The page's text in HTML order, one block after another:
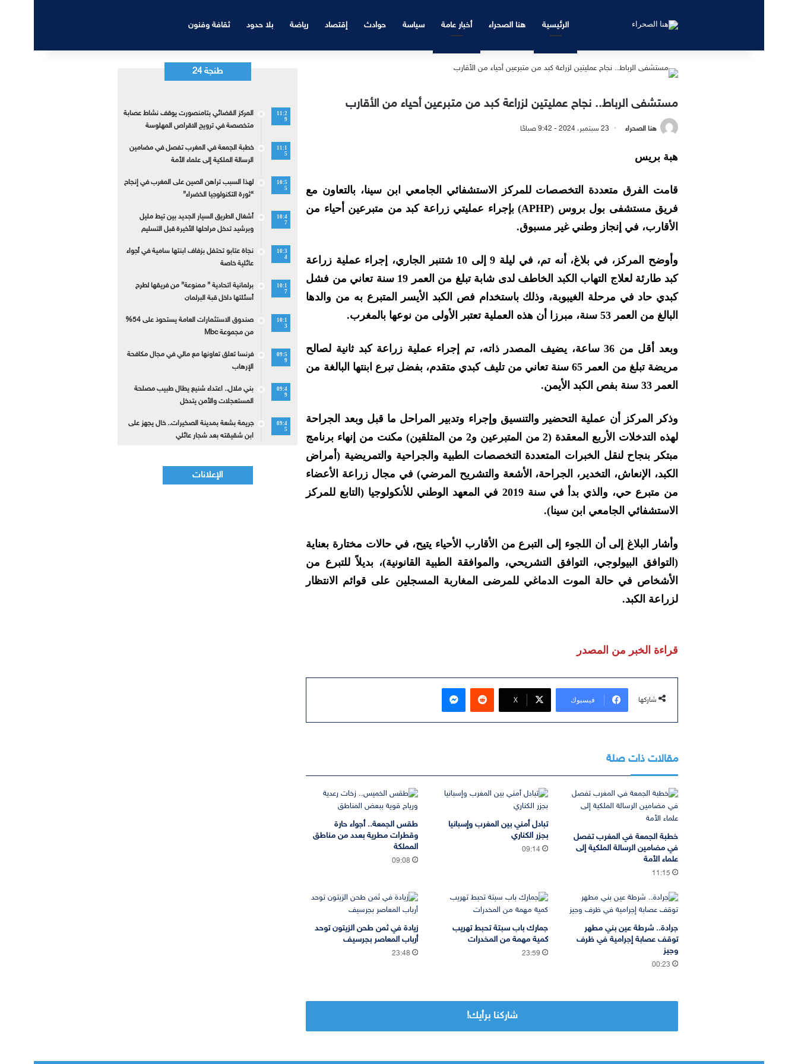
الرئيسية هنا الصحراء أخبار عامة سياسة حوادث إقتصاد رياضة بلا حدود ثقافة وفنون
مستشفى الرباط.. نجاح عمليتين لزراعة كبد من متبرعين أحياء من الأقارب
هنا الصحراء 23 سبتمبر، 2024 - 9:42 صباحًا
هبة بريس
قامت الفرق متعددة التخصصات للمركز الاستشفائي الجامعي ابن سينا، بالتعاون مع
فريق مستشفى بول بروس (APHP) بإجراء عمليتي زراعة كبد من متبرعين أحياء من
الأقارب، في إنجاز وطني غير مسبوق.
وأوضح المركز، في بلاغ، أنه تم، في ليلة 9 إلى 10 شتنبر الجاري، إجراء عملية زراعة
كبد طارئة لعلاج التهاب الكبد الخاطف لدى شابة تبلغ من العمر 19 سنة تعاني من فشل
كبدي حاد في مرحلة الغيبوبة، وذلك باستخدام فص الكبد الأيسر المتبرع به من والدها
البالغ من العمر 53 سنة، مبرزا أن هذه العملية تعتبر الأولى من نوعها بالمغرب.
وبعد أقل من 36 ساعة، يضيف المصدر ذاته، تم إجراء عملية زراعة كبد ثانية لصالح
مريضة تبلغ من العمر 65 سنة تعاني من تليف كبدي متقدم، بفضل تبرع ابنتها البالغة من
العمر 33 سنة بفص الكبد الأيمن.
وذكر المركز أن عملية التحضير والتنسيق وإجراء وتدبير المراحل ما قبل وبعد الجراحة
لهذه التدخلات الأربع المعقدة (2 من المتبرعين و2 من المتلقين) مكنت من إنهاء برنامج
مبتكر بنجاح لنقل الخبرات المتعددة التخصصات الطبية والجراحية والتمريضية (أمراض
الكبد، الإنعاش، التخدير، الجراحة، الأشعة والتشريح المرضي) في مجال زراعة الأعضاء
من متبرع حي، والذي بدأ في سنة 2019 في المعهد الوطني للأنكولوجيا (التابع للمركز
الاستشفائي الجامعي ابن سينا).
وأشار البلاغ إلى أن اللجوء إلى التبرع من الأقارب الأحياء يتيح، في حالات مختارة بعناية
(التوافق البيولوجي، التوافق التشريحي، والموافقة الطبية القانونية)، بديلاً للتبرع من
الأشخاص في حالة الموت الدماغي للمرضى المغاربة المسجلين على قوائم الانتظار
لزراعة الكبد.
قراءة الخبر من المصدر
شاركها فيسبوك ‫X
ماسنجر
مقالات ذات صلة
خطبة الجمعة في المغرب تفصل
في مضامين الرسالة الملكية إلى
علماء الأمة
11:15
تبادل أمني بين المغرب وإسبانيا
بجزر الكناري
09:14
طقس الجمعة.. أجواء حارة
وقطرات مطرية بعدد من مناطق
المملكة
09:08
جرادة.. شرطة عين بني مطهر
توقف عصابة إجرامية في ظرف
وجيز
00:23
جمارك باب سبتة تحبط تهريب
كمية مهمة من المخدرات
23:59
زيادة في ثمن طحن الزيتون توحد
أرباب المعاصر بجرسيف
23:48
شاركنا برأيك!
طنجة 24
11:2
9
المركز القضائي بتامنصورت يوقف نشاط عصابة
متخصصة في ترويج الاقراص المهلوسة
11:1
5
خطبة الجمعة في المغرب تفصل في مضامين
الرسالة الملكية إلى علماء الأمة
10:5
5
لهذا السبب تراهن الصين على المغرب في إنجاح
“ثورة التكنولوجيا الخضراء”
10:4
7
أشغال الطريق السيار الجديد بين تيط مليل
وبرشيد تدخل مراحلها الأخيرة قبل التسليم
10:3
4
نجاة عتابو تحتفل بزفاف ابنتها سامية في أجواء
عائلية خاصة
10:1
7
برلمانية اتحادية ” ممنوعة” من فريقها لطرح
أسئلتها داخل قبة البرلمان
10:1
3
صندوق الاستثمارات العامة يستحوذ على 54%
من مجموعة Mbc
09:5
9
فرنسا تعلق تعاونها مع مالي في مجال مكافحة
الإرهاب
09:4
9
بني ملال.. اعتداء شنيع يطال طبيب مصلحة
المستعجلات والأمن يتدخل
09:4
5
جريمة بشعة بمدينة الصخيرات.. خال يجهز على
ابن شقيقته بعد شجار عائلي
الإعلانات